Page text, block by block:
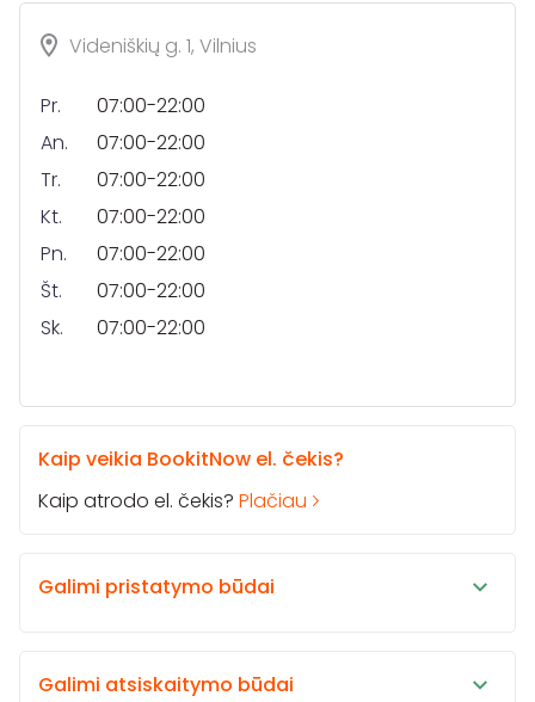
Videniškių g. 1, Vilnius
Pr.
07:00-22:00
An.
07:00-22:00
Tr.
07:00-22:00
Kt.
07:00-22:00
Pn.
07:00-22:00
Št.
07:00-22:00
Sk.
07:00-22:00
Kaip veikia BookitNow el. čekis?
Kaip atrodo el. čekis? Plačiau
Galimi pristatymo būdai
Galimi atsiskaitymo būdai